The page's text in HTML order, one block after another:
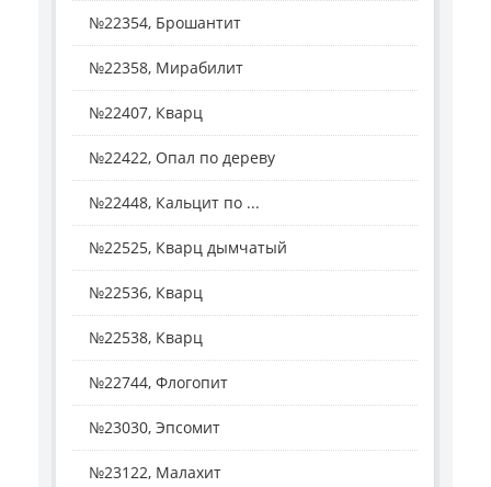
№22354, Брошантит
№22358, Мирабилит
№22407, Кварц
№22422, Опал по дереву
№22448, Кальцит по ...
№22525, Кварц дымчатый
№22536, Кварц
№22538, Кварц
№22744, Флогопит
№23030, Эпсомит
№23122, Малахит